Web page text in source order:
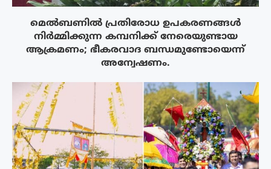
മെൽബണിൽ പ്രതിരോധ ഉപകരണങ്ങൾ
നിർമ്മിക്കുന്ന കമ്പനിക്ക് നേരെയുണ്ടായ
ആക്രമണം; ഭീകരവാദ ബന്ധമുണ്ടോയെന്ന്
അന്വേഷണം.